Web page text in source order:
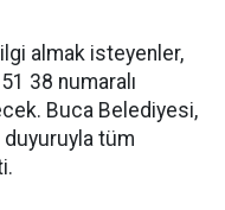
almak isteyenler,
38 numaralı
Buca Belediyesi,
duyuruyla tüm